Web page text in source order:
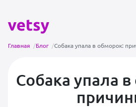
Главная /Блог /Собака упала в обморок:
Собака упала